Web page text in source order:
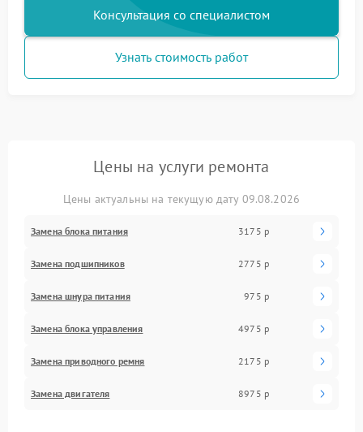
Консультация со специалистом
Узнать стоимость работ
Цены на услуги ремонта
Цены актуальны на текущую дату 09.08.2026
Замена блока питания 3175 р
Замена подшипников 2775 р
Замена шнура питания 975 р
Замена блока управления 4975 р
Замена приводного ремня 2175 р
Замена двигателя 8975 р